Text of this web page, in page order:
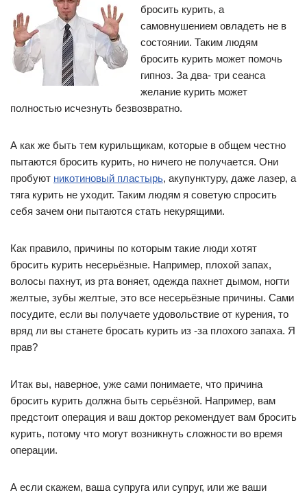
бросить курить, а
cамовнушением овладеть не в
состоянии. Таким людям
бросить курить может помочь
гипноз. За два- три сеанса
желание курить может
полностью исчезнуть безвозвратно.
А как же быть тем курильщикам, которые в общем честно
пытаются бросить курить, но ничего не получается. Они
пробуют никотиновый пластырь, акупунктуру, даже лазер, а
тяга курить не уходит. Таким людям я советую спросить
себя зачем они пытаются стать некурящими.
Как правило, причины по которым такие люди хотят
бросить курить несерьёзные. Например, плохой запах,
волосы пахнут, из рта воняет, одежда пахнет дымом, ногти
желтые, зубы желтые, это все несерьёзные причины. Сами
посудите, если вы получаете удовольствие от курения, то
вряд ли вы станете бросать курить из -за плохого запаха. Я
прав?
Итак вы, наверное, уже сами понимаете, что причина
бросить курить должна быть серьёзной. Hапример, вам
предстоит операция и ваш доктор рекомендует вам бросить
курить, потому что могут возникнуть сложности во время
операции.
А если скажем, ваша супруга или супруг, или же ваши